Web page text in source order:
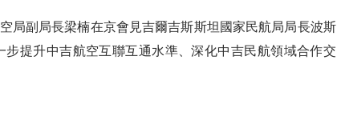
副局長梁楠在京會見吉爾吉斯斯坦國家民航局局長波斯
步提升中吉航空互聯互通水準、深化中吉民航領域合作交